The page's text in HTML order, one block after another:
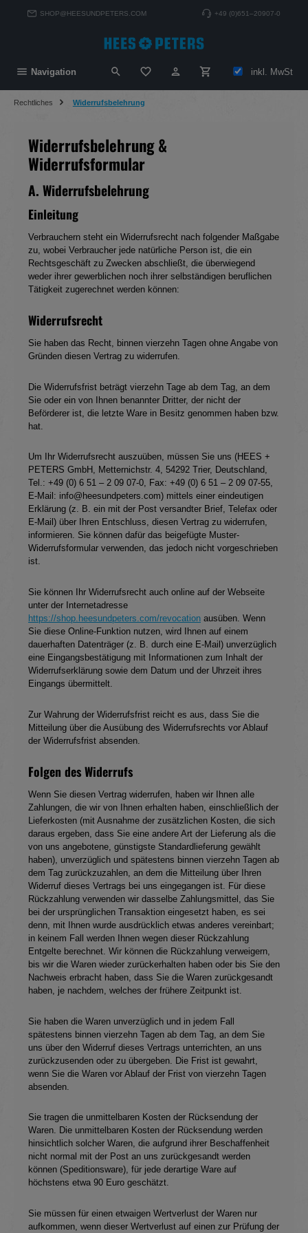
springenSHOP@HEESUNDPETERS.COM +49 (0)651–20907-0
Navigation Du hast 0 Produkte auf deminkl. MwSt
Rechtliches Widerrufsbelehrung
Widerrufsbelehrung &
Widerrufsformular
A. Widerrufsbelehrung
Einleitung
Verbrauchern steht ein Widerrufsrecht nach folgender Maßgabe
zu, wobei Verbraucher jede natürliche Person ist, die ein
Rechtsgeschäft zu Zwecken abschließt, die überwiegend
weder ihrer gewerblichen noch ihrer selbständigen beruflichen
Tätigkeit zugerechnet werden können:
Widerrufsrecht
Sie haben das Recht, binnen vierzehn Tagen ohne Angabe von
Gründen diesen Vertrag zu widerrufen.
Die Widerrufsfrist beträgt vierzehn Tage ab dem Tag, an dem
Sie oder ein von Ihnen benannter Dritter, der nicht der
Beförderer ist, die letzte Ware in Besitz genommen haben bzw.
hat.
Um Ihr Widerrufsrecht auszuüben, müssen Sie uns (HEES +
PETERS GmbH, Metternichstr. 4, 54292 Trier, Deutschland,
Tel.: +49 (0) 6 51 – 2 09 07-0, Fax: +49 (0) 6 51 – 2 09 07-55,
E-Mail: info@heesundpeters.com) mittels einer eindeutigen
Erklärung (z. B. ein mit der Post versandter Brief, Telefax oder
E-Mail) über Ihren Entschluss, diesen Vertrag zu widerrufen,
informieren. Sie können dafür das beigefügte Muster-
Widerrufsformular verwenden, das jedoch nicht vorgeschrieben
ist.
Sie können Ihr Widerrufsrecht auch online auf der Webseite
unter der Internetadresse
https://shop.heesundpeters.com/revocation ausüben. Wenn
Sie diese Online-Funktion nutzen, wird Ihnen auf einem
dauerhaften Datenträger (z. B. durch eine E-Mail) unverzüglich
eine Eingangsbestätigung mit Informationen zum Inhalt der
Widerrufserklärung sowie dem Datum und der Uhrzeit ihres
Eingangs übermittelt.
Zur Wahrung der Widerrufsfrist reicht es aus, dass Sie die
Mitteilung über die Ausübung des Widerrufsrechts vor Ablauf
der Widerrufsfrist absenden.
Folgen des Widerrufs
Wenn Sie diesen Vertrag widerrufen, haben wir Ihnen alle
Zahlungen, die wir von Ihnen erhalten haben, einschließlich der
Lieferkosten (mit Ausnahme der zusätzlichen Kosten, die sich
daraus ergeben, dass Sie eine andere Art der Lieferung als die
von uns angebotene, günstigste Standardlieferung gewählt
haben), unverzüglich und spätestens binnen vierzehn Tagen ab
dem Tag zurückzuzahlen, an dem die Mitteilung über Ihren
Widerruf dieses Vertrags bei uns eingegangen ist. Für diese
Rückzahlung verwenden wir dasselbe Zahlungsmittel, das Sie
bei der ursprünglichen Transaktion eingesetzt haben, es sei
denn, mit Ihnen wurde ausdrücklich etwas anderes vereinbart;
in keinem Fall werden Ihnen wegen dieser Rückzahlung
Entgelte berechnet. Wir können die Rückzahlung verweigern,
bis wir die Waren wieder zurückerhalten haben oder bis Sie den
Nachweis erbracht haben, dass Sie die Waren zurückgesandt
haben, je nachdem, welches der frühere Zeitpunkt ist.
Sie haben die Waren unverzüglich und in jedem Fall
spätestens binnen vierzehn Tagen ab dem Tag, an dem Sie
uns über den Widerruf dieses Vertrags unterrichten, an uns
zurückzusenden oder zu übergeben. Die Frist ist gewahrt,
wenn Sie die Waren vor Ablauf der Frist von vierzehn Tagen
absenden.
Sie tragen die unmittelbaren Kosten der Rücksendung der
Waren. Die unmittelbaren Kosten der Rücksendung werden
hinsichtlich solcher Waren, die aufgrund ihrer Beschaffenheit
nicht normal mit der Post an uns zurückgesandt werden
können (Speditionsware), für jede derartige Ware auf
höchstens etwa 90 Euro geschätzt.
Sie müssen für einen etwaigen Wertverlust der Waren nur
aufkommen, wenn dieser Wertverlust auf einen zur Prüfung der